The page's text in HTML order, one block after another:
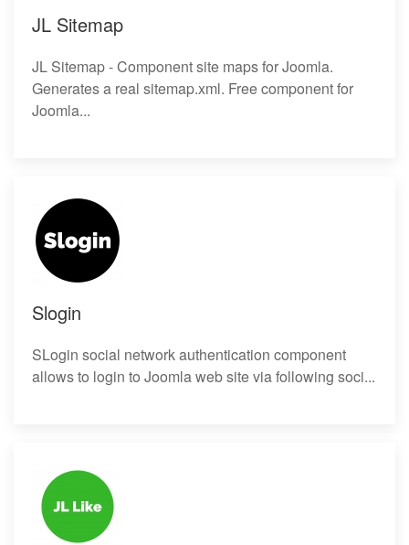
JL Sitemap
JL Sitemap - Component site maps for Joomla.
Generates a real sitemap.xml. Free component for
Joomla...
Slogin
SLogin social network authentication component
allows to login to Joomla web site via following soci...